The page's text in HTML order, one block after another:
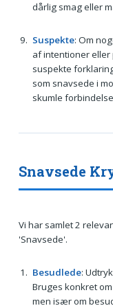
dårlig smag eller
Suspekte: Om
af intentioner eller
suspekte
som snavsede i
skumle
Snavsede
Vi har samlet 2
'Snavsede'.
Besudlede:
Bruges konkret
men især om